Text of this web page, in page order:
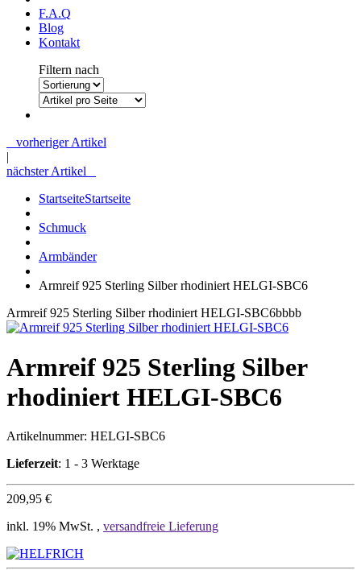
F.A.Q
Blog
Kontakt
Filtern nach
vorheriger Artikel
|
nächster Artikel
StartseiteStartseite
Schmuck
Armbänder
Armreif 925 Sterling Silber rhodiniert HELGI-SBC6
Armreif 925 Sterling Silber rhodiniert HELGI-SBC6bbbb
Armreif 925 Sterling Silber
rhodiniert HELGI-SBC6
Artikelnummer: HELGI-SBC6
Lieferzeit: 1 - 3 Werktage
209,95 €
inkl. 19% MwSt. , versandfreie Lieferung